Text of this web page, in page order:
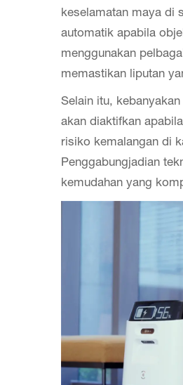
keselamatan maya di
automatik apabila
menggunakan
memastikan liputan
Selain itu,
akan diaktifkan
risiko kemalangan di
Penggabungjadian
kemudahan yang